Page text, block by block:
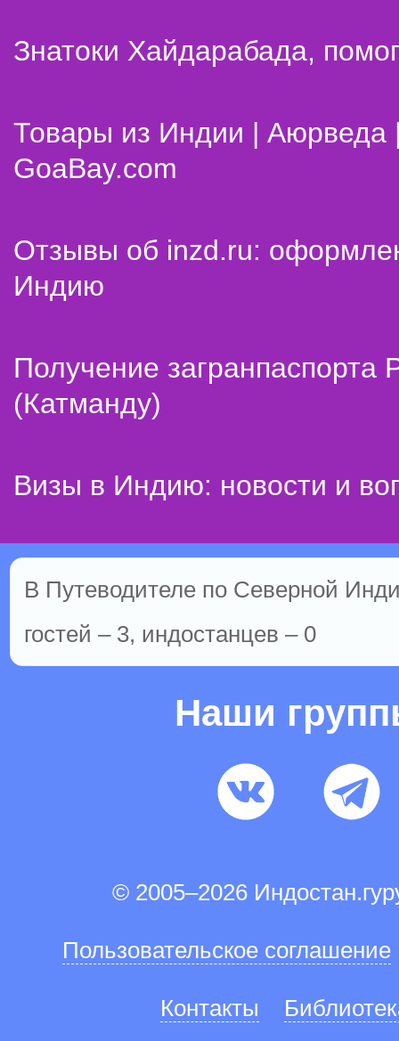
Знатоки Хайдарабада,
Товары из Индии | Аюрведа
GoaBay.com
Отзывы об inzd.ru:
Индию
Получение
(Катманду)
Визы в Индию: новости и
В Путеводителе по Северной
гостей – 3, индостанцев – 0
Наши
© 2005–2026
Пользовательское соглашение
Контакты